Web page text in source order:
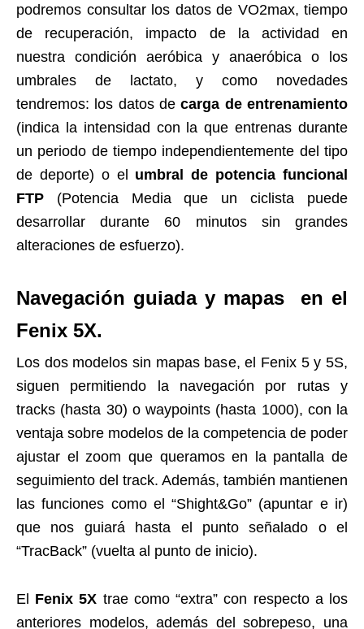
podremos consultar los datos de VO2max, tiempo
de recuperación, impacto de la actividad en
nuestra condición aeróbica y anaeróbica o los
umbrales de lactato, y como novedades
tendremos: los datos decarga de entrenamiento
(indica la intensidad con la que entrenas durante
un periodo de tiempo independientemente del tipo
de deporte) o el umbral de potencia funcional
FTP (Potencia Media que un ciclista puede
desarrollar durante 60 minutos sin grandes
alteraciones de esfuerzo).
Navegación guiada y mapas en el
Fenix 5X.
Los dos modelos sin mapas base, el Fenix 5 y 5S,
siguen permitiendo la navegación por rutas y
tracks (hasta 30) o waypoints (hasta 1000), con la
ventaja sobre modelos de la competencia de poder
ajustar el zoom que queramos en la pantalla de
seguimiento del track. Además, también mantienen
las funciones como el “Shight&Go” (apuntar e ir)
que nos guiará hasta el punto señalado o el
“TracBack” (vuelta al punto de inicio).
El Fenix 5X trae como “extra” con respecto a los
anteriores modelos, además del sobrepeso, una